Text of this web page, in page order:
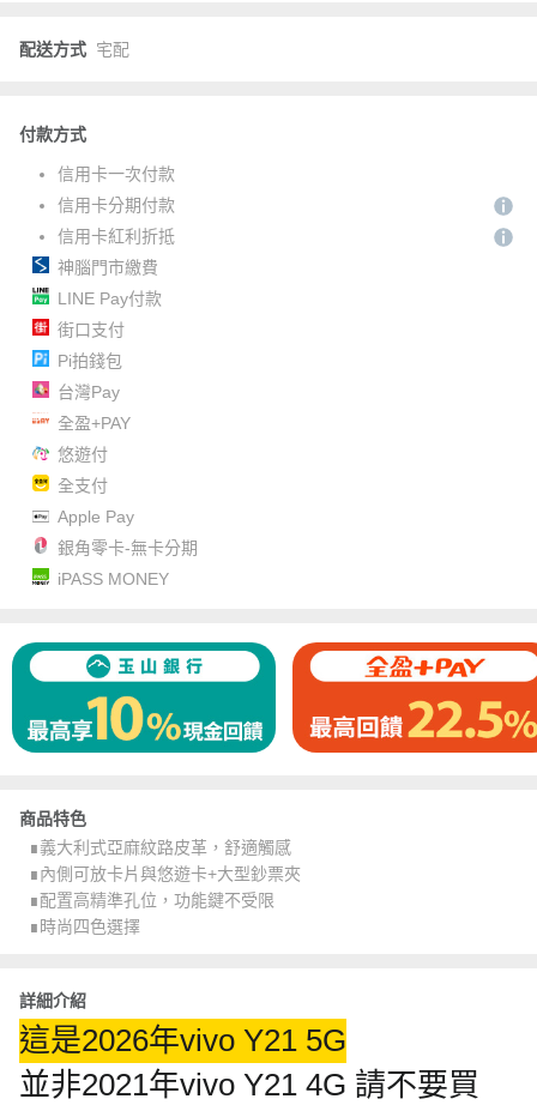
配送方式 宅配
付款方式
信用卡一次付款
信用卡分期付款
信用卡紅利折抵
神腦門市繳費
LINE Pay付款
街口支付
Pi拍錢包
台灣Pay
全盈+PAY
悠遊付
全支付
Apple Pay
銀角零卡-無卡分期
iPASS MONEY
商品特色
∎義大利式亞麻紋路皮革，舒適觸感
∎內側可放卡片與悠遊卡+大型鈔票夾
∎配置高精準孔位，功能鍵不受限
∎時尚四色選擇
詳細介紹
這是2026年vivo Y21 5G
並非2021年vivo Y21 4G 請不要買